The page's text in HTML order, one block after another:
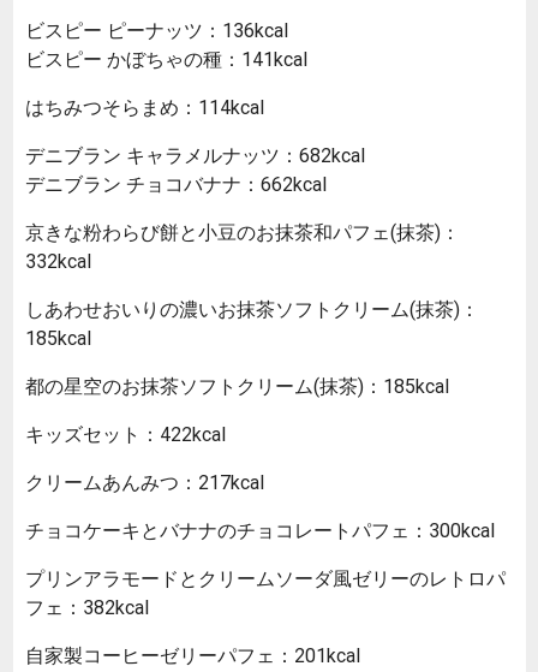
ビスピー ピーナッツ：136kcal
ビスピー かぼちゃの種：141kcal
はちみつそらまめ：114kcal
デニブラン キャラメルナッツ：682kcal
デニブラン チョコバナナ：662kcal
京きな粉わらび餅と小豆のお抹茶和パフェ(抹茶)：
332kcal
しあわせおいりの濃いお抹茶ソフトクリーム(抹茶)：
185kcal
都の星空のお抹茶ソフトクリーム(抹茶)：185kcal
キッズセット：422kcal
クリームあんみつ：217kcal
チョコケーキとバナナのチョコレートパフェ：300kcal
プリンアラモードとクリームソーダ風ゼリーのレトロパ
フェ：382kcal
自家製コーヒーゼリーパフェ：201kcal